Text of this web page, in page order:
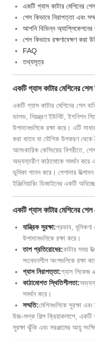
একটি গ্যাস কাটার মেশিনের
শেল কিভাবে নিরাপত্তা এবং
আপনি বিভিন্ন
শেল কিভাবে রক্ষণাবেক্ষণ করা
FAQ
তথ্যসূত্র
একটি গ্যাস কাটার মেশিনের
একটি গ্যাস কাটার মেশিনের শেল
ভালভ, নিয়ন্ত্রণ ইউনিট, ইগনিশন
উপাদানগুলিকে রক্ষা করে। এটি
করা ধাতব বা যৌগিক উপকরণ থেকে
আলংকারিক কেসিংয়ের বিপরীতে,
অভ্যন্তরীণ কাঠামোকে সমর্থন করে
ভূমিকা পালন করে। পেশাদার
ইঞ্জিনিয়ারিং ডিজাইনের একটি
একটি গ্যাস কাটার মেশিনের
যান্ত্রিক সুরক্ষা:প্রভাব, ধূলিকণা
উপাদানগুলিকে রক্ষা করে।
তাপ প্রতিরোধের:কাটার সময়
সংবেদনশীল অংশগুলিকে রক্ষা
গ্যাস নিরাপত্তা:গ্যাস লিকেজ
কাঠামোগত স্থিতিশীলতা:
সমর্থন করে।
সম্মতি:মেশিনগুলিকে সুরক্ষা
উচ্চ-শুল্ক শিল্প ক্রিয়াকলাপে, একটি
সুরক্ষা ঝুঁকি এবং সরঞ্জামের আয়ু